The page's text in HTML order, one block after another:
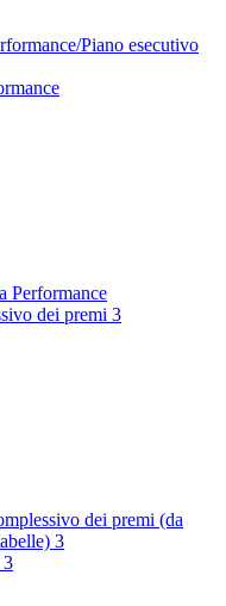
Piano esecutivo
Performance
dei premi 3
dei premi (da
3
3